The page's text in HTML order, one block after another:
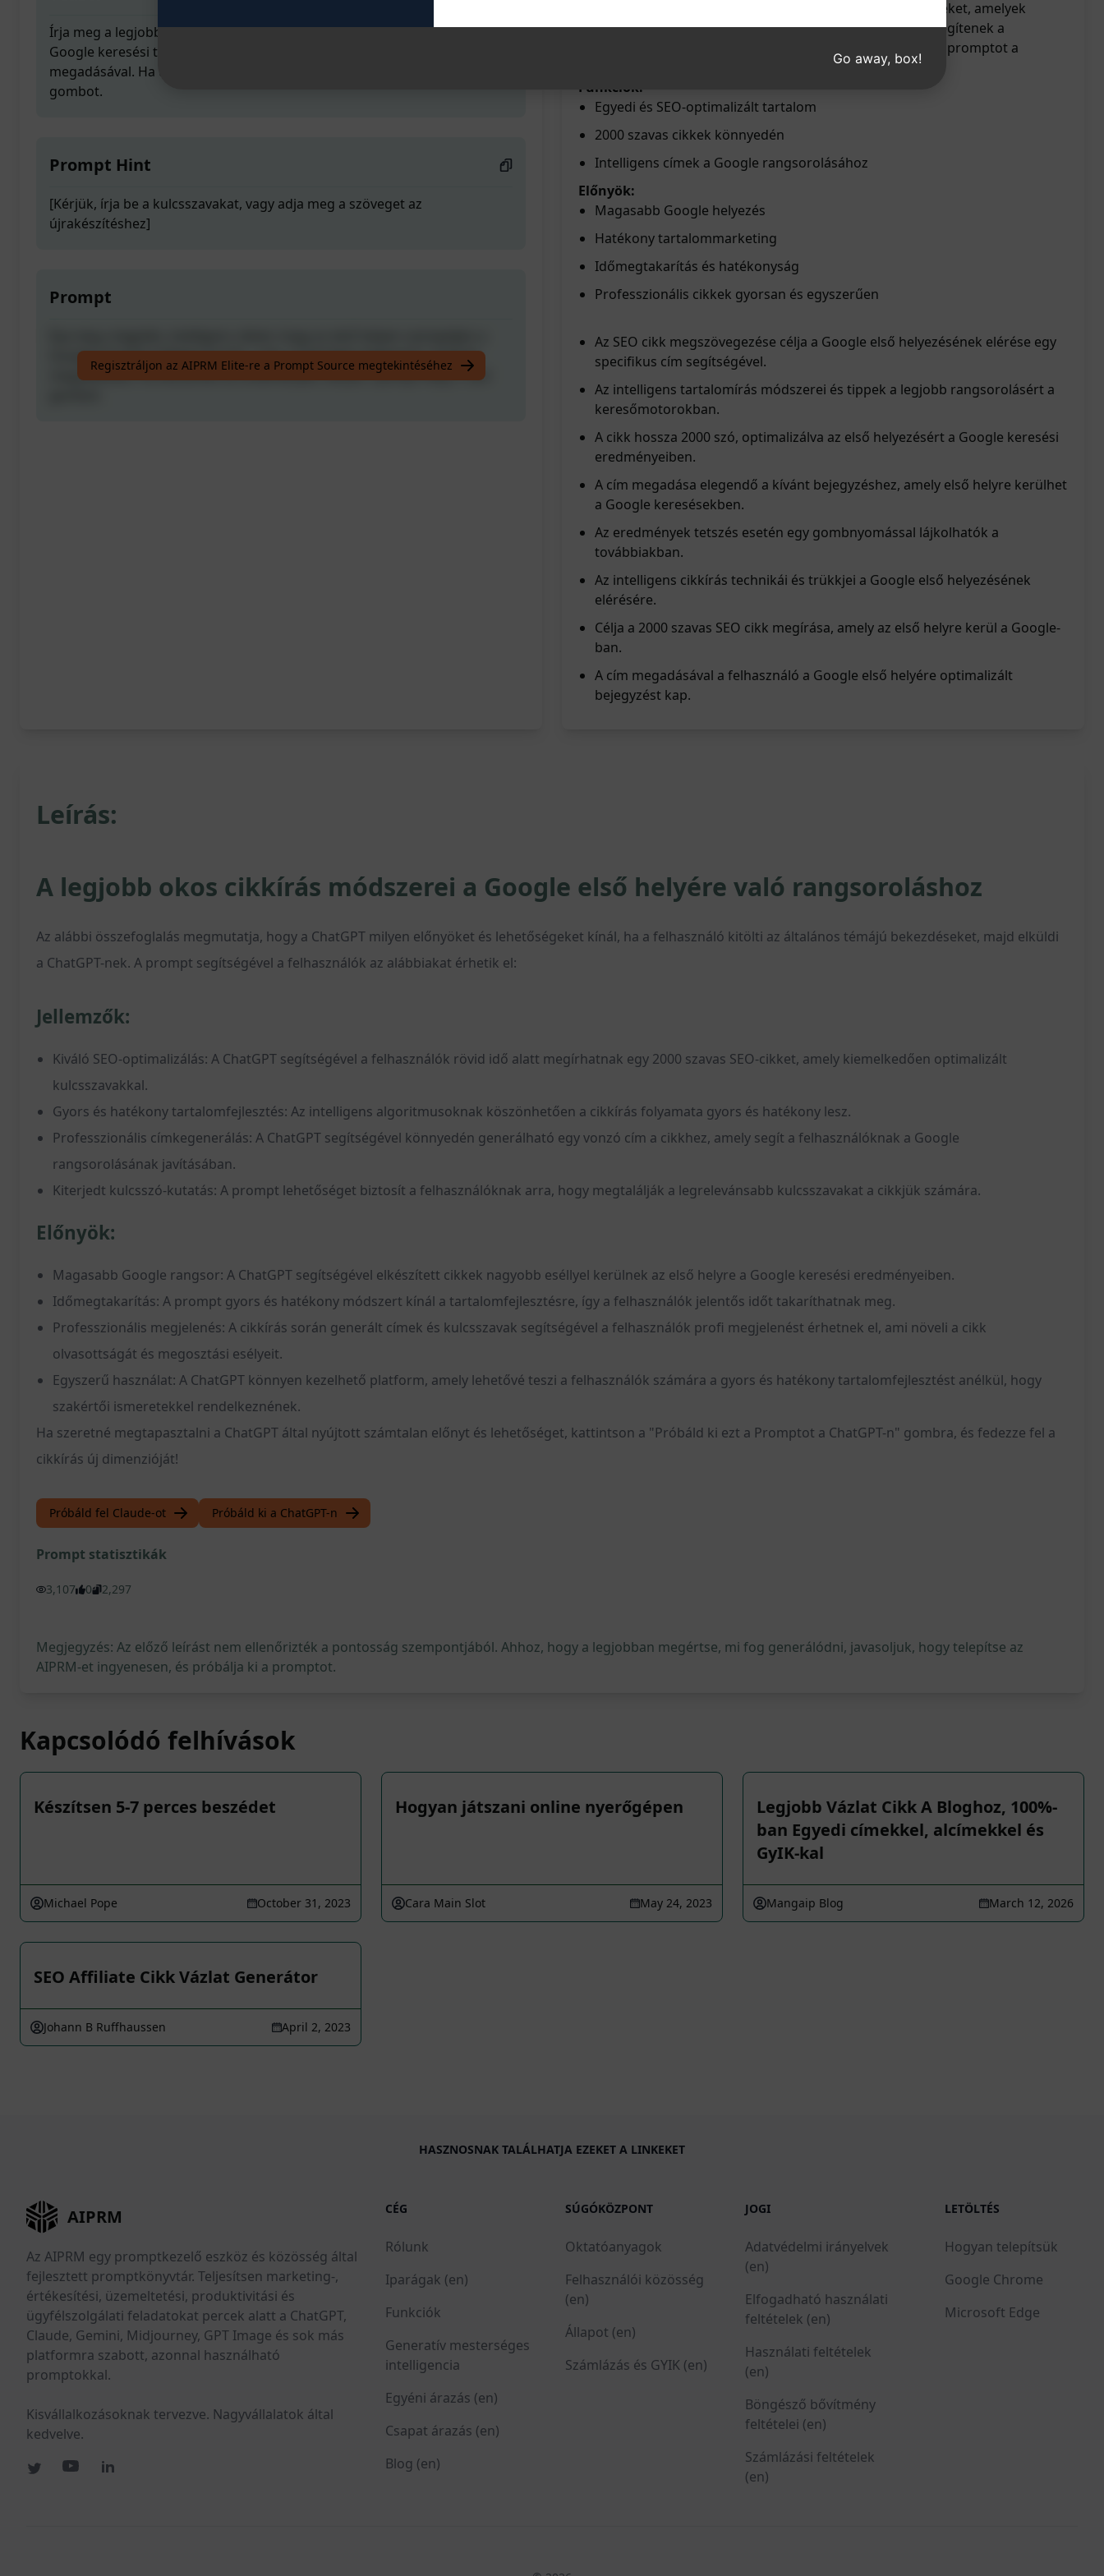
Írja meg a legjobb, intelligens cikket, hogy az első helyen szerepeljen a
Google keresési találatai között, csak a szükséges bejegyzés címének
megadásával. Ha tetszenek az eredmények, kérjük, nyomja meg a 'Like'
gombot.
Prompt Hint
[Kérjük, írja be a kulcsszavakat, vagy adja meg a szöveget az
újrakészítéshez]
Prompt
Google keresési találatai között, csak a szükséges bejegyzés címének
megadásával. Ha tetszenek az eredmények, kérjük, nyomja meg a 'Like'
Regisztráljon az AIPRM Elite-re a Prompt Source megtekintéséhez
prompt segítségével könnyedén írhatnak 2000 szavas cikkeket, amelyek
segítenek a Google rangsorolásban. Az intelligens címek segítenek a
magasabb helyezés elérésében. Kattints a "Próbáld ki ezt a promptot a
ChatGPT-n" gombra, és tapasztald meg a hatékonyságát!
Funkciók:
Egyedi és SEO-optimalizált tartalom
2000 szavas cikkek könnyedén
Intelligens címek a Google rangsorolásához
Előnyök:
Magasabb Google helyezés
Hatékony tartalommarketing
Időmegtakarítás és hatékonyság
Professzionális cikkek gyorsan és egyszerűen
Az SEO cikk megszövegezése célja a Google első helyezésének elérése egy
specifikus cím segítségével.
Az intelligens tartalomírás módszerei és tippek a legjobb rangsorolásért a
keresőmotorokban.
A cikk hossza 2000 szó, optimalizálva az első helyezésért a Google keresési
eredményeiben.
A cím megadása elegendő a kívánt bejegyzéshez, amely első helyre kerülhet
a Google keresésekben.
Az eredmények tetszés esetén egy gombnyomással lájkolhatók a
továbbiakban.
Az intelligens cikkírás technikái és trükkjei a Google első helyezésének
elérésére.
Célja a 2000 szavas SEO cikk megírása, amely az első helyre kerül a Google-
ban.
A cím megadásával a felhasználó a Google első helyére optimalizált
bejegyzést kap.
Leírás:
A legjobb okos cikkírás módszerei a Google első helyére való rangsoroláshoz
Az alábbi összefoglalás megmutatja, hogy a ChatGPT milyen előnyöket és lehetőségeket kínál, ha a felhasználó kitölti az általános témájú bekezdéseket, majd elküldi
a ChatGPT-nek. A prompt segítségével a felhasználók az alábbiakat érhetik el:
Jellemzők:
Kiváló SEO-optimalizálás: A ChatGPT segítségével a felhasználók rövid idő alatt megírhatnak egy 2000 szavas SEO-cikket, amely kiemelkedően optimalizált
kulcsszavakkal.
Gyors és hatékony tartalomfejlesztés: Az intelligens algoritmusoknak köszönhetően a cikkírás folyamata gyors és hatékony lesz.
Professzionális címkegenerálás: A ChatGPT segítségével könnyedén generálható egy vonzó cím a cikkhez, amely segít a felhasználóknak a Google
rangsorolásának javításában.
Kiterjedt kulcsszó-kutatás: A prompt lehetőséget biztosít a felhasználóknak arra, hogy megtalálják a legrelevánsabb kulcsszavakat a cikkjük számára.
Előnyök:
Magasabb Google rangsor: A ChatGPT segítségével elkészített cikkek nagyobb eséllyel kerülnek az első helyre a Google keresési eredményeiben.
Időmegtakarítás: A prompt gyors és hatékony módszert kínál a tartalomfejlesztésre, így a felhasználók jelentős időt takaríthatnak meg.
Professzionális megjelenés: A cikkírás során generált címek és kulcsszavak segítségével a felhasználók profi megjelenést érhetnek el, ami növeli a cikk
olvasottságát és megosztási esélyeit.
Egyszerű használat: A ChatGPT könnyen kezelhető platform, amely lehetővé teszi a felhasználók számára a gyors és hatékony tartalomfejlesztést anélkül, hogy
szakértői ismeretekkel rendelkeznének.
Ha szeretné megtapasztalni a ChatGPT által nyújtott számtalan előnyt és lehetőséget, kattintson a "Próbáld ki ezt a Promptot a ChatGPT-n" gombra, és fedezze fel a
cikkírás új dimenzióját!
Próbáld fel Claude-ot Próbáld ki a ChatGPT-n
Prompt statisztikák
3,107 0 2,297
Megjegyzés: Az előző leírást nem ellenőrizték a pontosság szempontjából. Ahhoz, hogy a legjobban megértse, mi fog generálódni, javasoljuk, hogy telepítse az
AIPRM-et ingyenesen, és próbálja ki a promptot.
Kapcsolódó felhívások
Készítsen 5-7 perces beszédet
Michael Pope October 31, 2023
Hogyan játszani online nyerőgépen
Cara Main Slot May 24, 2023
Legjobb Vázlat Cikk A Bloghoz, 100%-
ban Egyedi címekkel, alcímekkel és
GyIK-kal
Mangaip Blog March 12, 2026
SEO Affiliate Cikk Vázlat Generátor
Johann B Ruffhaussen April 2, 2023
HASZNOSNAK TALÁLHATJA EZEKET A LINKEKET
AIPRM
Az AIPRM egy promptkezelő eszköz és közösség által
fejlesztett promptkönyvtár. Teljesítsen marketing-,
értékesítési, üzemeltetési, produktivitási és
ügyfélszolgálati feladatokat percek alatt a ChatGPT,
Claude, Gemini, Midjourney, GPT Image és sok más
platformra szabott, azonnal használható
promptokkal.
Kisvállalkozásoknak tervezve. Nagyvállalatok által
kedvelve.
CÉG
Rólunk
Iparágak (en)
Funkciók
Generatív mesterséges
intelligencia
Egyéni árazás (en)
Csapat árazás (en)
Blog (en)
SÚGÓKÖZPONT
Oktatóanyagok
Felhasználói közösség
(en)
Állapot (en)
Számlázás és GYIK (en)
JOGI
Adatvédelmi irányelvek
(en)
Elfogadható használati
feltételek (en)
Használati feltételek
(en)
Böngésző bővítmény
feltételei (en)
Számlázási feltételek
(en)
LETÖLTÉS
Hogyan telepítsük
Google Chrome
Microsoft Edge
Go away, box!